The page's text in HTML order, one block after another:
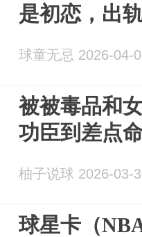
是初恋，出
球童无忌 2026-04-
被被毒品和
功臣到差点
柚子说球 2026-03-
球星卡（